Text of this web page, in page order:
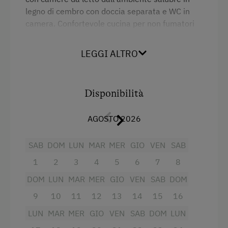
Navetta per la stazione ferroviaria
Internet gratuito
Attività all'agiturismo o nei dintorni
Alpinismo
Letto matrimoniale (kingsize)
legno di cembro con doccia separata e WC in
camera. Confortevole cucina per non fumatori
stanza da giochi per bambini. Si prega di non
Fornello elettrico a quattro piastre
Doccia
Asciugacapelli
Macchina del caffè
Bollitore elettrico
Camera familiare
LEGGI ALTRO
Disponibilità
AGOSTO 2026
SAB
1
DOM
2
LUN
3
MAR
4
MER
5
GIO
6
VEN
7
SAB
8
DOM
9
LUN
10
MAR
11
MER
12
GIO
13
VEN
14
SAB
15
DOM
16
LUN MAR MER GIO
VEN
SAB DOM LUN